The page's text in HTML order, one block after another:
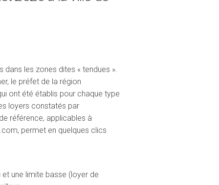
les zones dites « tendues ».
le préfet de la région
ont été établis pour chaque type
loyers constatés par
référence, applicables à
permet en quelques clics
une limite basse (loyer de